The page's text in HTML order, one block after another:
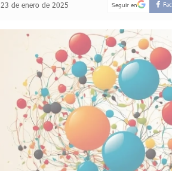
23 de enero de 2025 Seguir en